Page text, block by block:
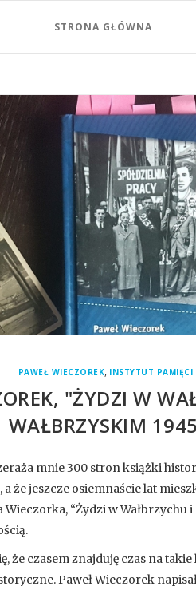
STRONA GŁÓWNA
PAWEŁ WIECZOREK, INSTYTUT PAMIĘCI
"ŻYDZI W
WAŁBRZYSKIM
mnie 300 stron książki
że jeszcze osiemnaście lat
“Żydzi w Wałbrzychu
że czasem znajduję czas na
Paweł Wieczorek